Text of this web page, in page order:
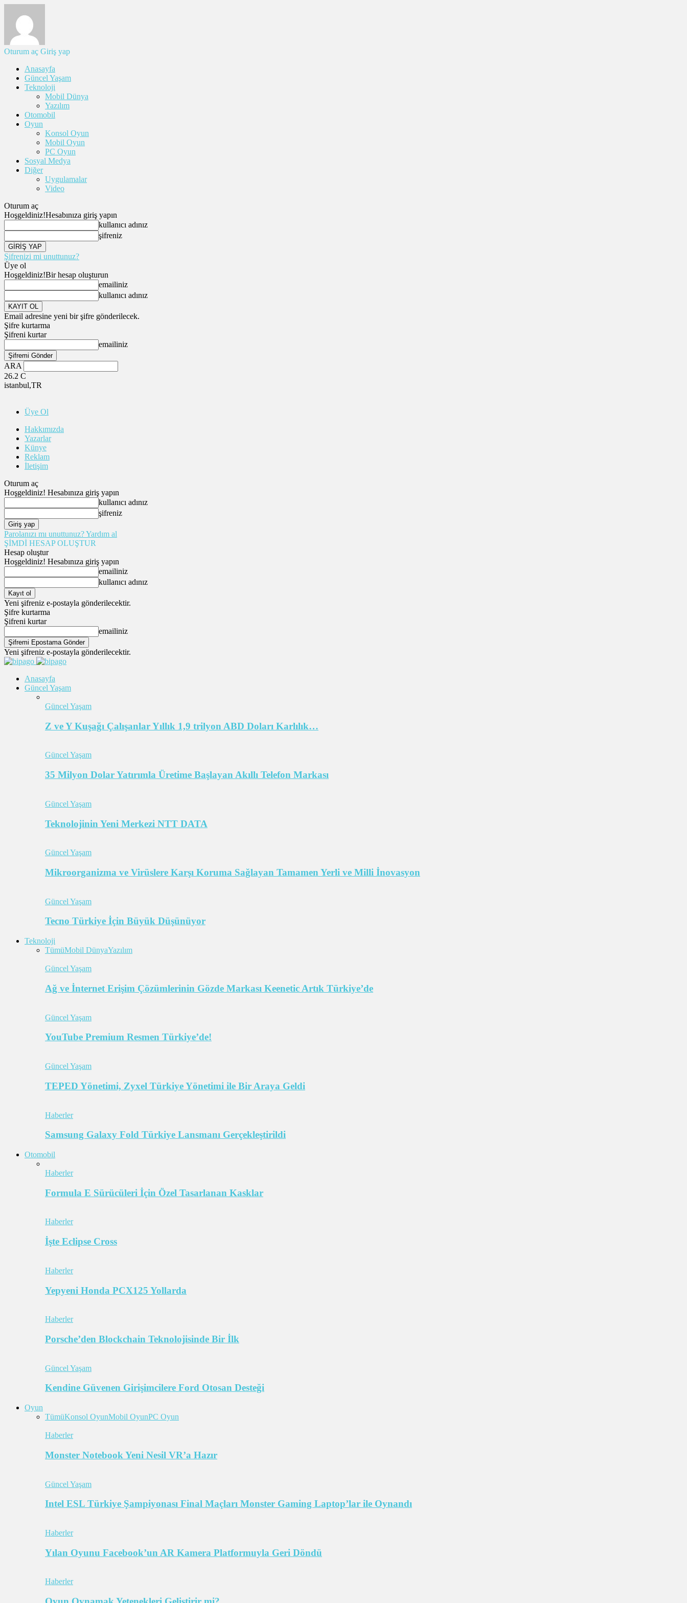
Oturum aç Giriş yap
Anasayfa
Güncel Yaşam
Teknoloji
Mobil Dünya
Yazılım
Otomobil
Oyun
Konsol Oyun
Mobil Oyun
PC Oyun
Sosyal Medya
Diğer
Uygulamalar
Video
Oturum aç
Hoşgeldiniz!Hesabınıza giriş yapın
kullanıcı adınız
şifreniz
Şifrenizi mi unuttunuz?
Üye ol
Hoşgeldiniz!Bir hesap oluşturun
emailiniz
kullanıcı adınız
Email adresine yeni bir şifre gönderilecek.
Şifre kurtarma
Şifreni kurtar
emailiniz
ARA
26.2 C
istanbul,TR
Üye Ol
Hakkımızda
Yazarlar
Künye
Reklam
İletişim
Oturum aç
Hoşgeldiniz! Hesabınıza giriş yapın
kullanıcı adınız
şifreniz
Parolanızı mı unuttunuz? Yardım al
ŞİMDİ HESAP OLUŞTUR
Hesap oluştur
Hoşgeldiniz! Hesabınıza giriş yapın
emailiniz
kullanıcı adınız
Yeni şifreniz e-postayla gönderilecektir.
Şifre kurtarma
Şifreni kurtar
emailiniz
Yeni şifreniz e-postayla gönderilecektir.
Anasayfa
Güncel Yaşam
Güncel Yaşam
Z ve Y Kuşağı Çalışanlar Yıllık 1,9 trilyon ABD Doları Karlılık…
Güncel Yaşam
35 Milyon Dolar Yatırımla Üretime Başlayan Akıllı Telefon Markası
Güncel Yaşam
Teknolojinin Yeni Merkezi NTT DATA
Güncel Yaşam
Mikroorganizma ve Virüslere Karşı Koruma Sağlayan Tamamen Yerli ve Milli İnovasyon
Güncel Yaşam
Tecno Türkiye İçin Büyük Düşünüyor
Teknoloji
TümüMobil DünyaYazılım
Güncel Yaşam
Ağ ve İnternet Erişim Çözümlerinin Gözde Markası Keenetic Artık Türkiye’de
Güncel Yaşam
YouTube Premium Resmen Türkiye’de!
Güncel Yaşam
TEPED Yönetimi, Zyxel Türkiye Yönetimi ile Bir Araya Geldi
Haberler
Samsung Galaxy Fold Türkiye Lansmanı Gerçekleştirildi
Otomobil
Haberler
Formula E Sürücüleri İçin Özel Tasarlanan Kasklar
Haberler
İşte Eclipse Cross
Haberler
Yepyeni Honda PCX125 Yollarda
Haberler
Porsche’den Blockchain Teknolojisinde Bir İlk
Güncel Yaşam
Kendine Güvenen Girişimcilere Ford Otosan Desteği
Oyun
TümüKonsol OyunMobil OyunPC Oyun
Haberler
Monster Notebook Yeni Nesil VR’a Hazır
Güncel Yaşam
Intel ESL Türkiye Şampiyonası Final Maçları Monster Gaming Laptop’lar ile Oynandı
Haberler
Yılan Oyunu Facebook’un AR Kamera Platformuyla Geri Döndü
Haberler